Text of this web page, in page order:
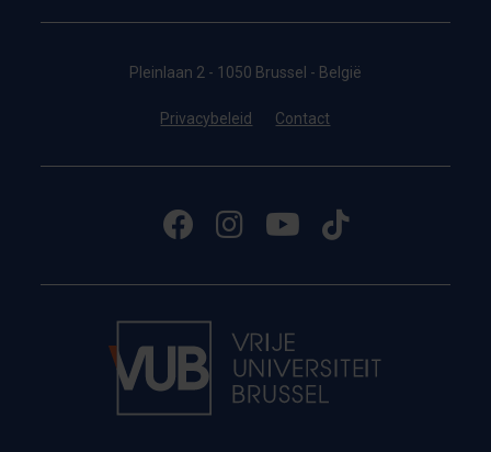
Pleinlaan 2 - 1050 Brussel - België
Privacybeleid Contact